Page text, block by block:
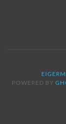
POWERED BY